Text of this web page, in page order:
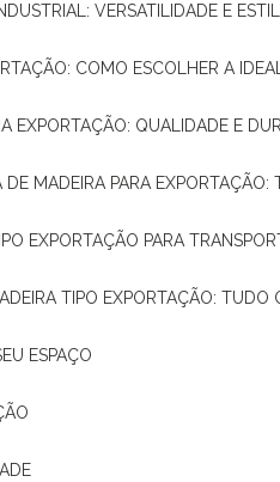
VERSATILIDADE E
COMO ESCOLHER A
EXPORTAÇÃO: QUALIDADE E
DE MADEIRA PARA
EXPORTAÇÃO PARA
TIPO EXPORTAÇÃO: TUDO
ESPAÇO